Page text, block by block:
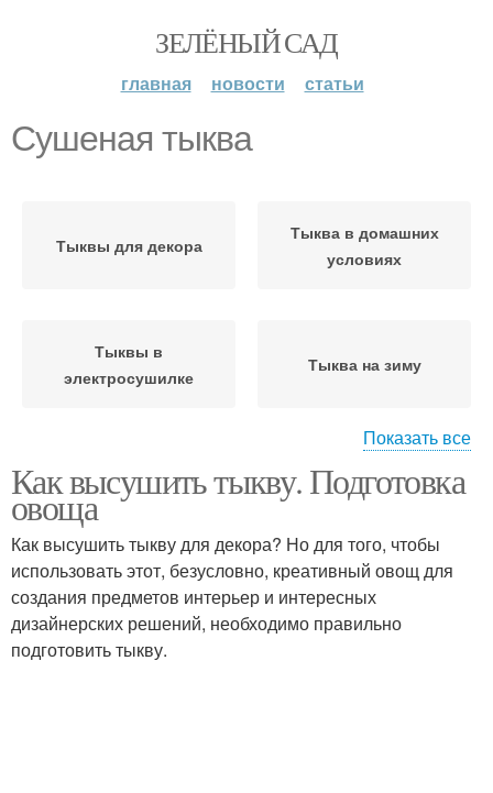
ЗЕЛЁНЫЙ САД
главная новости статьи
Сушеная тыква
Тыквы для декора
Тыква в домашних
условиях
Тыквы в
электросушилке
Тыква на зиму
Блюда из тыквы
Тыквы в декоративных
целях
Тыква в
электросушилке
Показать все
Как высушить тыкву. Подготовка
овоща
Как высушить тыкву для декора? Но для того, чтобы
использовать этот, безусловно, креативный овощ для
создания предметов интерьер и интересных
дизайнерских решений, необходимо правильно
подготовить тыкву.